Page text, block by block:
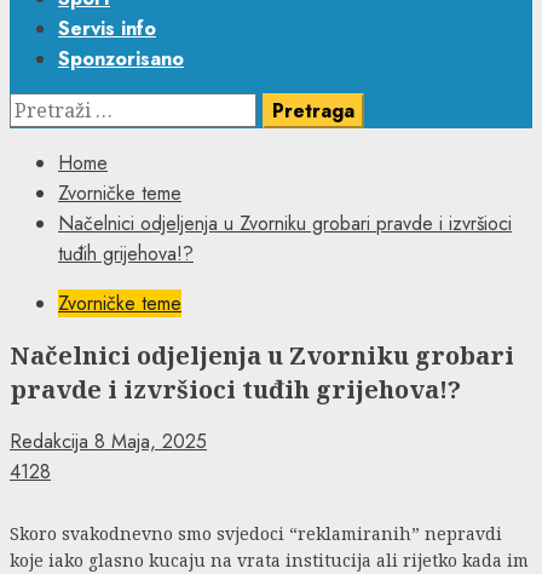
Servis info
Sponzorisano
Pretraga:
Home
Zvorničke teme
Načelnici odjeljenja u Zvorniku grobari pravde i izvršioci
tuđih grijehova!?
Zvorničke teme
Načelnici odjeljenja u Zvorniku grobari
pravde i izvršioci tuđih grijehova!?
Redakcija 8 Maja, 2025
4128
Skoro svakodnevno smo svjedoci “reklamiranih” nepravdi
koje iako glasno kucaju na vrata institucija ali rijetko kada im